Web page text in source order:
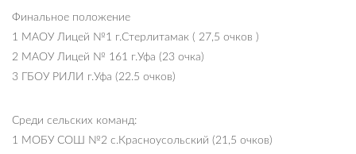
Финальное положение
1 МАОУ Лицей №1 г.Стерлитамак ( 27,5 очков )
2 МАОУ Лицей № 161 г.Уфа (23 очка)
3 ГБОУ РИЛИ г.Уфа (22.5 очков)
Среди сельских команд:
1 МОБУ СОШ №2 с.Красноусольский (21,5 очков)